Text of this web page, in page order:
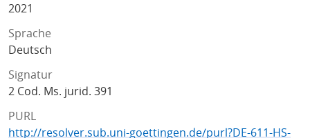
2021
Sprache
Deutsch
Signatur
2 Cod. Ms. jurid. 391
PURL
http://resolver.sub.uni-goettingen.de/purl?DE-611-HS-